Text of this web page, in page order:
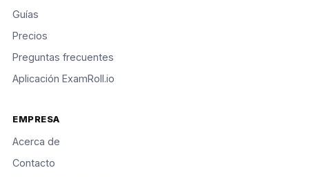
Guías
Precios
Preguntas frecuentes
Aplicación ExamRoll.io
EMPRESA
Acerca de
Contacto